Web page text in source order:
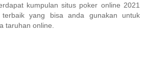
kumpulan situs poker online 2021
yang bisa anda gunakan untuk
taruhan online.